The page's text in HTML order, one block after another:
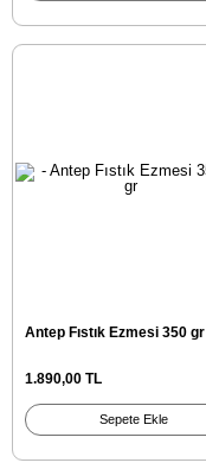
Antep Fıstık Ezmesi 350 gr
1.890,00 TL
Sepete Ekle